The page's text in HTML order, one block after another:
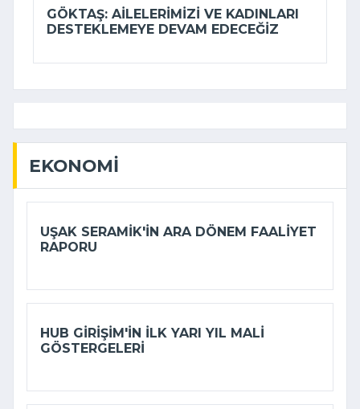
GÖKTAŞ: AILELERIMIZI VE KADINLARI
DESTEKLEMEYE DEVAM EDECEĞIZ
EKONOMI
UŞAK SERAMIK'IN ARA DÖNEM FAALIYET
RAPORU
HUB GIRIŞIM'IN ILK YARI YIL MALI
GÖSTERGELERI